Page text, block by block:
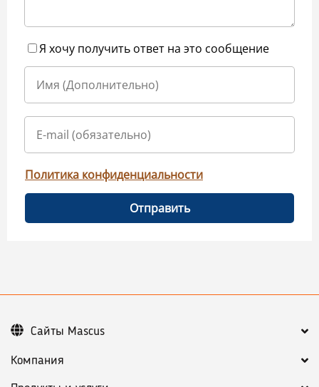
Я хочу получить ответ на это сообщение
Политика конфиденциальности
Отправить
Компания
Сайты Mascus